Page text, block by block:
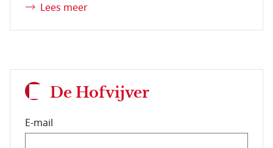
Lees meer
De Hofvijver
E-mail